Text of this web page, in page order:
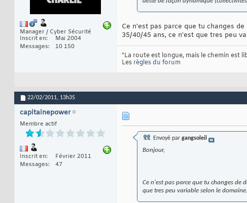
Manager / Cyber Sécurité
Inscrit en
Mai 2004
Messages
10 150
Ce n'est pas parce que tu changes
35/40/45 ans, ce n'est que tres peu
"La route est longue, mais le chemin est
Les règles du forum
22/02/2011, 13h35
capitainepower
Membre actif
Inscrit en
Février 2011
Messages
47
Envoyé par gangsoleil
Bonjour,
Ce n'est pas parce que tu changes
que tres peu variable selon le domaine.